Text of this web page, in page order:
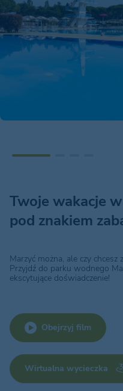
Twoje wakacje
pod znakiem
Marzyć można, ale czy
Przyjdź do parku wodnego
ekscytujące doświadczenie!
Obejrzyj film
Wirtualna wycieczka